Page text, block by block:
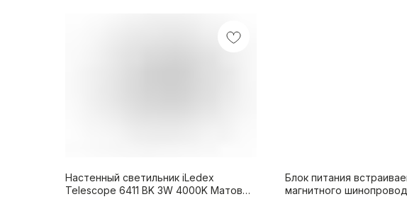
Настенный светильник iLedex
Telescope 6411 BK 3W 4000K Матовый
Блок питания
магнитного